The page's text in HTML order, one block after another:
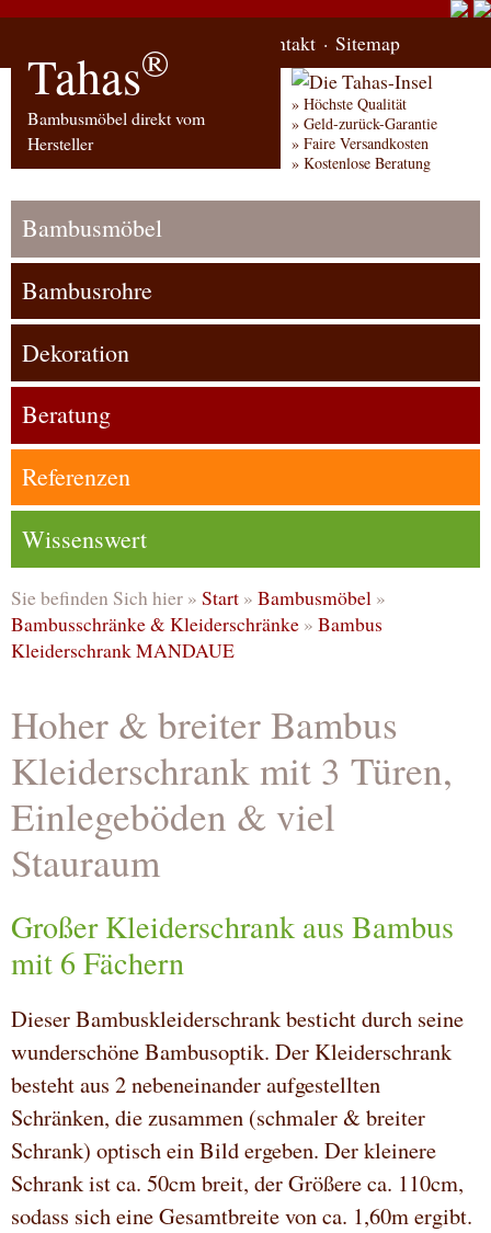
Kontakt Sitemap
Tahas®
Bambusmöbel direkt vom
Hersteller
Höchste Qualität
Geld-zurück-Garantie
Faire Versandkosten
Kostenlose Beratung
Bambusmöbel
Bambusrohre
Dekoration
Beratung
Referenzen
Wissenswert
Sie befinden Sich hier » Start » Bambusmöbel »
Bambusschränke & Kleiderschränke » Bambus
Kleiderschrank MANDAUE
Hoher & breiter Bambus
Kleiderschrank mit 3 Türen,
Einlegeböden & viel
Stauraum
Großer Kleiderschrank aus Bambus
mit 6 Fächern
Dieser Bambuskleiderschrank besticht durch seine
wunderschöne Bambusoptik. Der Kleiderschrank
besteht aus 2 nebeneinander aufgestellten
Schränken, die zusammen (schmaler & breiter
Schrank) optisch ein Bild ergeben. Der kleinere
Schrank ist ca. 50cm breit, der Größere ca. 110cm,
sodass sich eine Gesamtbreite von ca. 1,60m ergibt.